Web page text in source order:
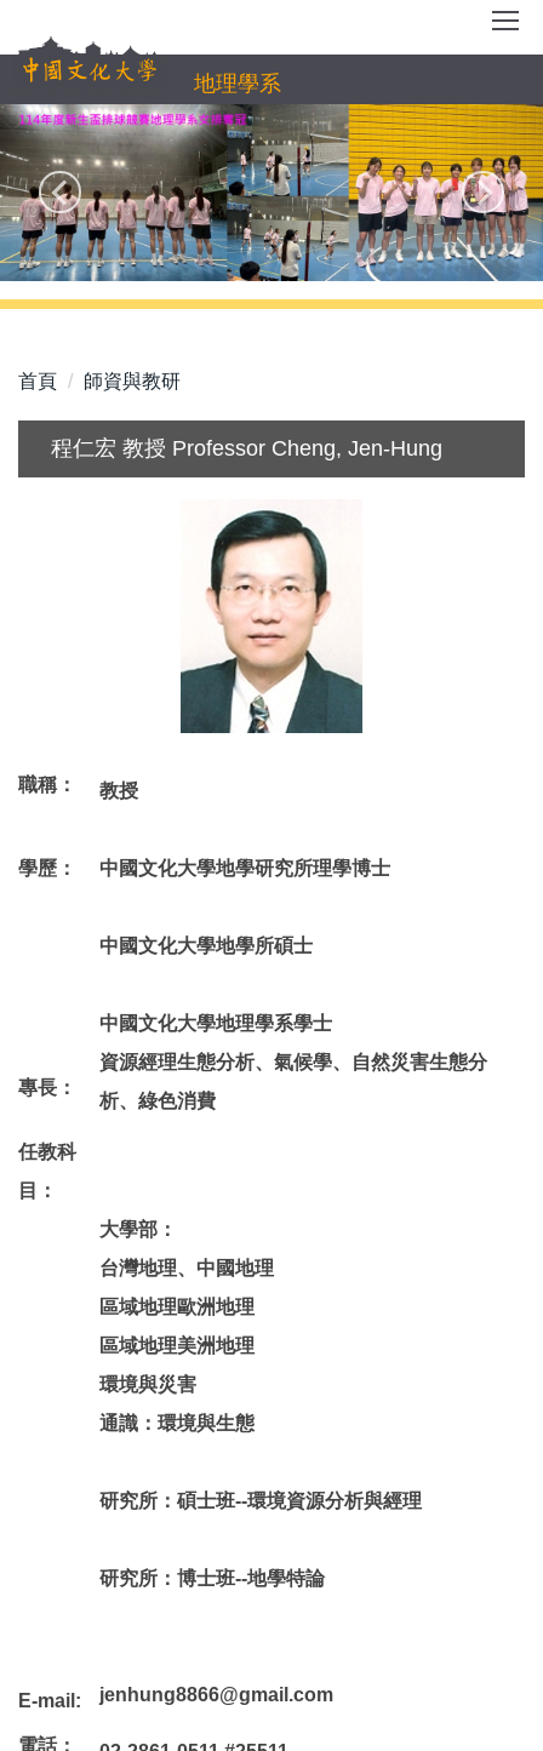
到
主
要
內
容
區
地理學系
首頁 師資與教研
程仁宏 教授 Professor Cheng, Jen-Hung
職稱： 教授
學歷： 中國文化大學地學研究所理學博士
中國文化大學地學所碩士
中國文化大學地理學系學士
專長：
資源經理生態分析、氣候學、自然災害生態分
析、綠色消費
任教科
目：
大學部：
台灣地理、中國地理
區域地理歐洲地理
區域地理美洲地理
環境與災害
通識：環境與生態
研究所：碩士班--環境資源分析與經理
研究所：博士班--地學特論
E-mail: jenhung8866@gmail.com
電話：